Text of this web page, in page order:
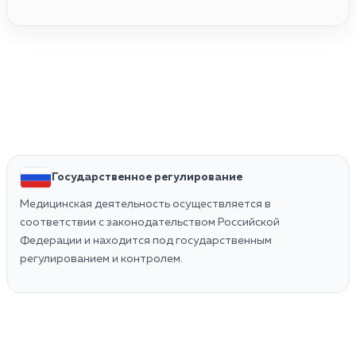
Государственное регулирование
Медицинская деятельность осуществляется в
соответствии с законодательством Российской
Федерации и находится под государственным
регулированием и контролем.